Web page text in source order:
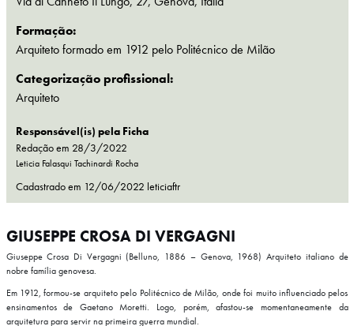
Formação:
Arquiteto formado em 1912 pelo Politécnico de Milão
Categorização profissional:
Arquiteto
Responsável(is) pela Ficha
Redação em 28/3/2022
Leticia Falasqui Tachinardi Rocha
Cadastrado em 12/06/2022 leticiaftr
GIUSEPPE CROSA DI VERGAGNI
Giuseppe Crosa Di Vergagni (Belluno, 1886 – Genova, 1968) Arquiteto italiano de
nobre família genovesa.
Em 1912, formou-se arquiteto pelo Politécnico de Milão, onde foi muito influenciado pelos
ensinamentos de Gaetano Moretti. Logo, porém, afastou-se momentaneamente da
arquitetura para servir na primeira guerra mundial.